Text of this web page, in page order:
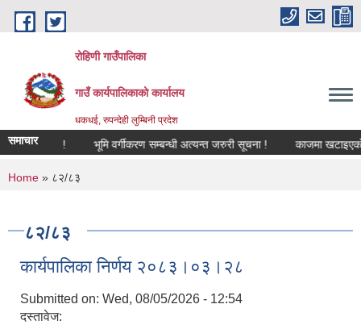
Skip to main content
रोहिणी गाउँपालिका
गाउँ कार्यपालिकाको कार्यालय
धकधई, रुपन्देही लुम्बिनी प्रदेश
समाचार
सूचना ! भूमि वर्गीकरण सम्बन्धी अत्यन्त जरुरी सूचना ! काजमा खटाइएको
You are here
Home » ८२/८३
८२/८३
कार्यपालिका निर्णय २०८३।०३।२८
Submitted on: Wed, 08/05/2026 - 12:54
दस्तावेज: